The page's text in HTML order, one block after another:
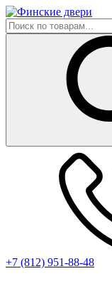
+7 (812) 951-88-48